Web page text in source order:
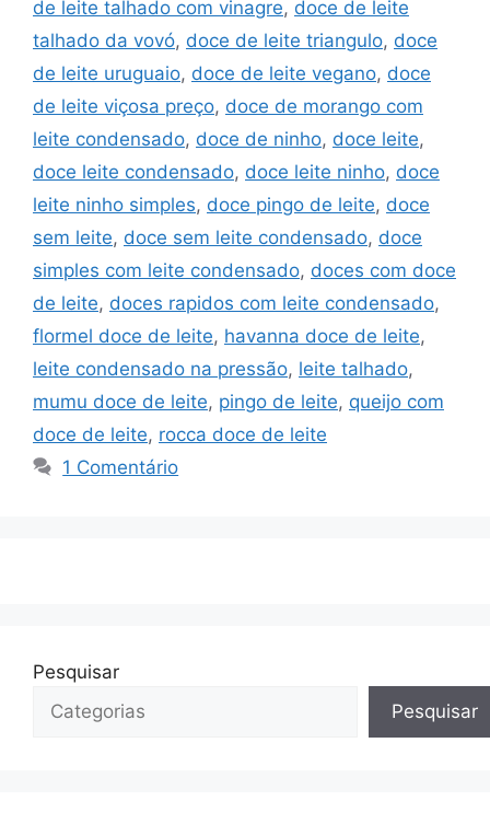
de leite talhado com vinagre, doce de leite
talhado da vovó, doce de leite triangulo, doce
de leite uruguaio, doce de leite vegano, doce
de leite viçosa preço, doce de morango com
leite condensado, doce de ninho, doce leite,
doce leite condensado, doce leite ninho, doce
leite ninho simples, doce pingo de leite, doce
sem leite, doce sem leite condensado, doce
simples com leite condensado, doces com doce
de leite, doces rapidos com leite condensado,
flormel doce de leite, havanna doce de leite,
leite condensado na pressão, leite talhado,
mumu doce de leite, pingo de leite, queijo com
doce de leite, rocca doce de leite
1 Comentário
Pesquisar
Pesquisar